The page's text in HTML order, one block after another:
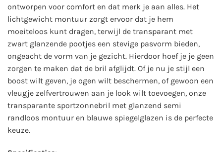
ontworpen voor comfort en dat merk je aan alles. Het
lichtgewicht montuur zorgt ervoor dat je hem
moeiteloos kunt dragen, terwijl de transparant met
zwart glanzende pootjes een stevige pasvorm bieden,
ongeacht de vorm van je gezicht. Hierdoor hoef je je geen
zorgen te maken dat de bril afglijdt. Of je nu je stijl een
boost wilt geven, je ogen wilt beschermen, of gewoon een
vleugje zelfvertrouwen aan je look wilt toevoegen, onze
transparante sportzonnebril met glanzend semi
randloos montuur en blauwe spiegelglazen is de perfecte
keuze.